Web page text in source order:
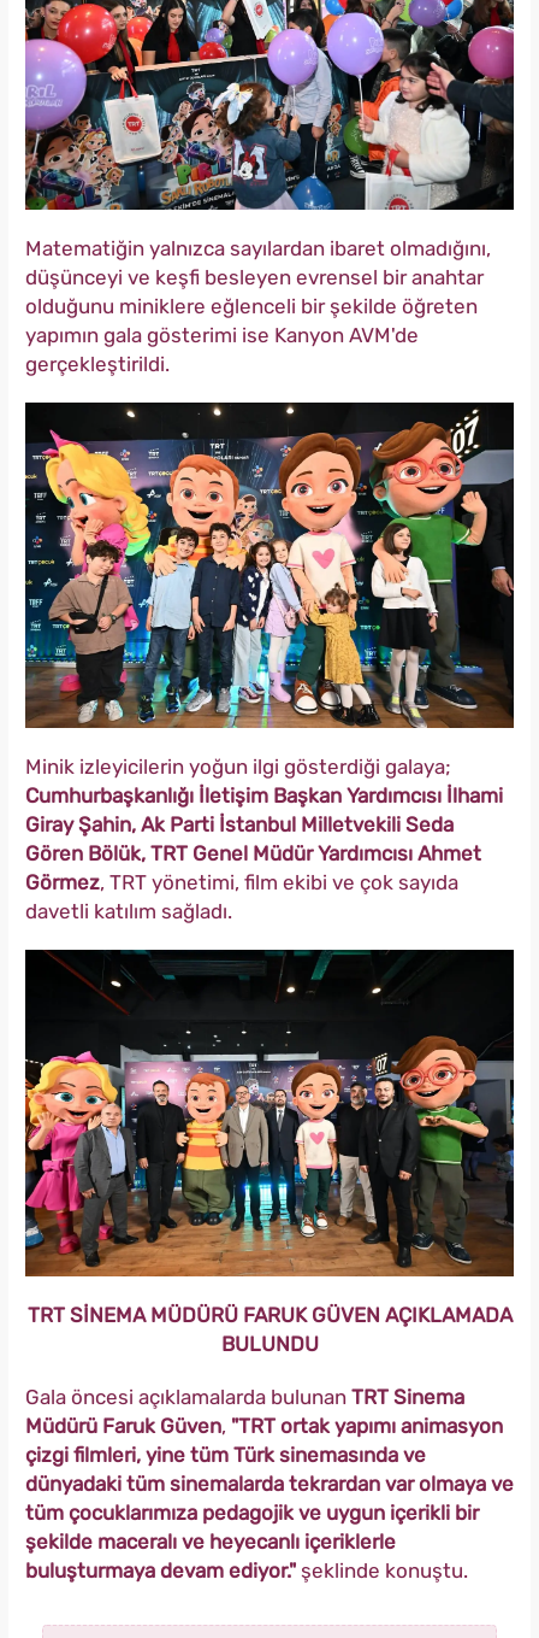
Matematiğin yalnızca sayılardan ibaret olmadığını,
düşünceyi ve keşfi besleyen evrensel bir anahtar
olduğunu miniklere eğlenceli bir şekilde öğreten
yapımın gala gösterimi ise Kanyon AVM'de
gerçekleştirildi.
Minik izleyicilerin yoğun ilgi gösterdiği galaya;
Cumhurbaşkanlığı İletişim Başkan Yardımcısı İlhami
Giray Şahin, Ak Parti İstanbul Milletvekili Seda
Gören Bölük, TRT Genel Müdür Yardımcısı Ahmet
Görmez, TRT yönetimi, film ekibi ve çok sayıda
davetli katılım sağladı.
TRT SİNEMA MÜDÜRÜ FARUK GÜVEN AÇIKLAMADA
BULUNDU
Gala öncesi açıklamalarda bulunan TRT Sinema
Müdürü Faruk Güven, "TRT ortak yapımı animasyon
çizgi filmleri, yine tüm Türk sinemasında ve
dünyadaki tüm sinemalarda tekrardan var olmaya ve
tüm çocuklarımıza pedagojik ve uygun içerikli bir
şekilde maceralı ve heyecanlı içeriklerle
buluşturmaya devam ediyor." şeklinde konuştu.